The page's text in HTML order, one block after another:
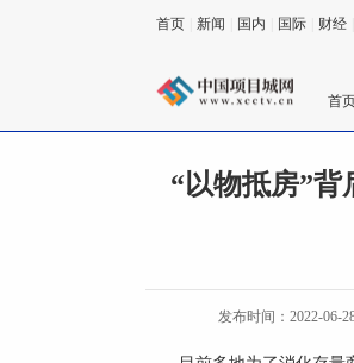
首页 新闻 国内 国际 财经
首
“以物抵房”
发布时间：2022-06-